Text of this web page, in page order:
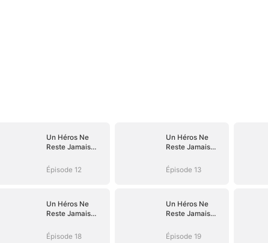
Un Héros Ne
Reste Jamais
Épisode 12
Un Héros Ne
Reste Jamais
Épisode 13
Un Héros Ne
Reste Jamais
Épisode 18
Un Héros Ne
Reste Jamais
Épisode 19